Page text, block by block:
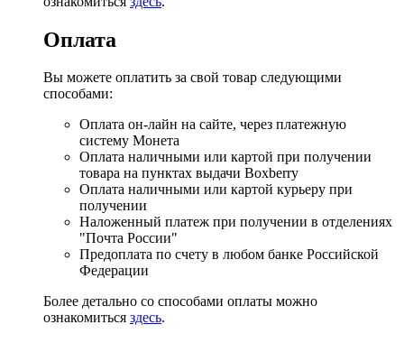
Оплата
Вы можете оплатить за свой товар следующими
способами:
Оплата он-лайн на сайте, через платежную
систему Монета
Оплата наличными или картой при получении
товара на пунктах выдачи Boxberry
Оплата наличными или картой курьеру при
получении
Наложенный платеж при получении в отделениях
"Почта России"
Предоплата по счету в любом банке Российской
Федерации
Более детально со способами оплаты можно
ознакомиться здесь.